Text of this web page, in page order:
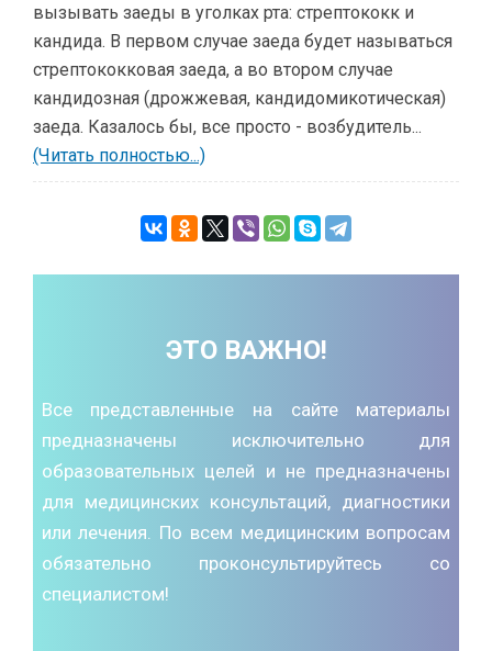
вызывать заеды в уголках рта: стрептококк и
кандида. В первом случае заеда будет называться
стрептококковая заеда, а во втором случае
кандидозная (дрожжевая, кандидомикотическая)
заеда. Казалось бы, все просто - возбудитель...
(Читать полностью...)
ЭТО ВАЖНО!
Все представленные на сайте материалы
предназначены исключительно для
образовательных целей и не предназначены
для медицинских консультаций, диагностики
или лечения. По всем медицинским вопросам
обязательно проконсультируйтесь со
специалистом!